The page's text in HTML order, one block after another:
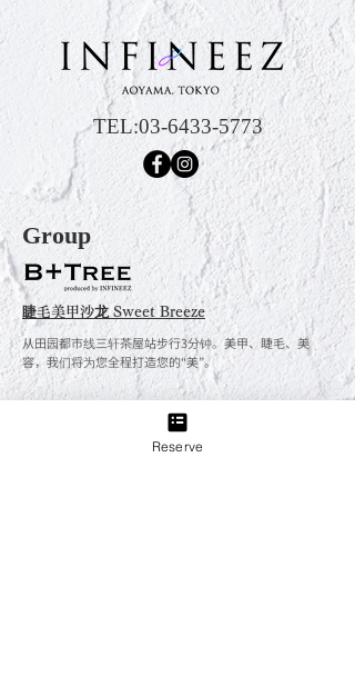
TEL:03-6433-5773
Group
睫毛美甲沙龙 Sweet Breeze
从田园都市线三轩茶屋站步行3分钟。美甲、睫毛、美
容，我们将为您全程打造您的“美”。
Reserve